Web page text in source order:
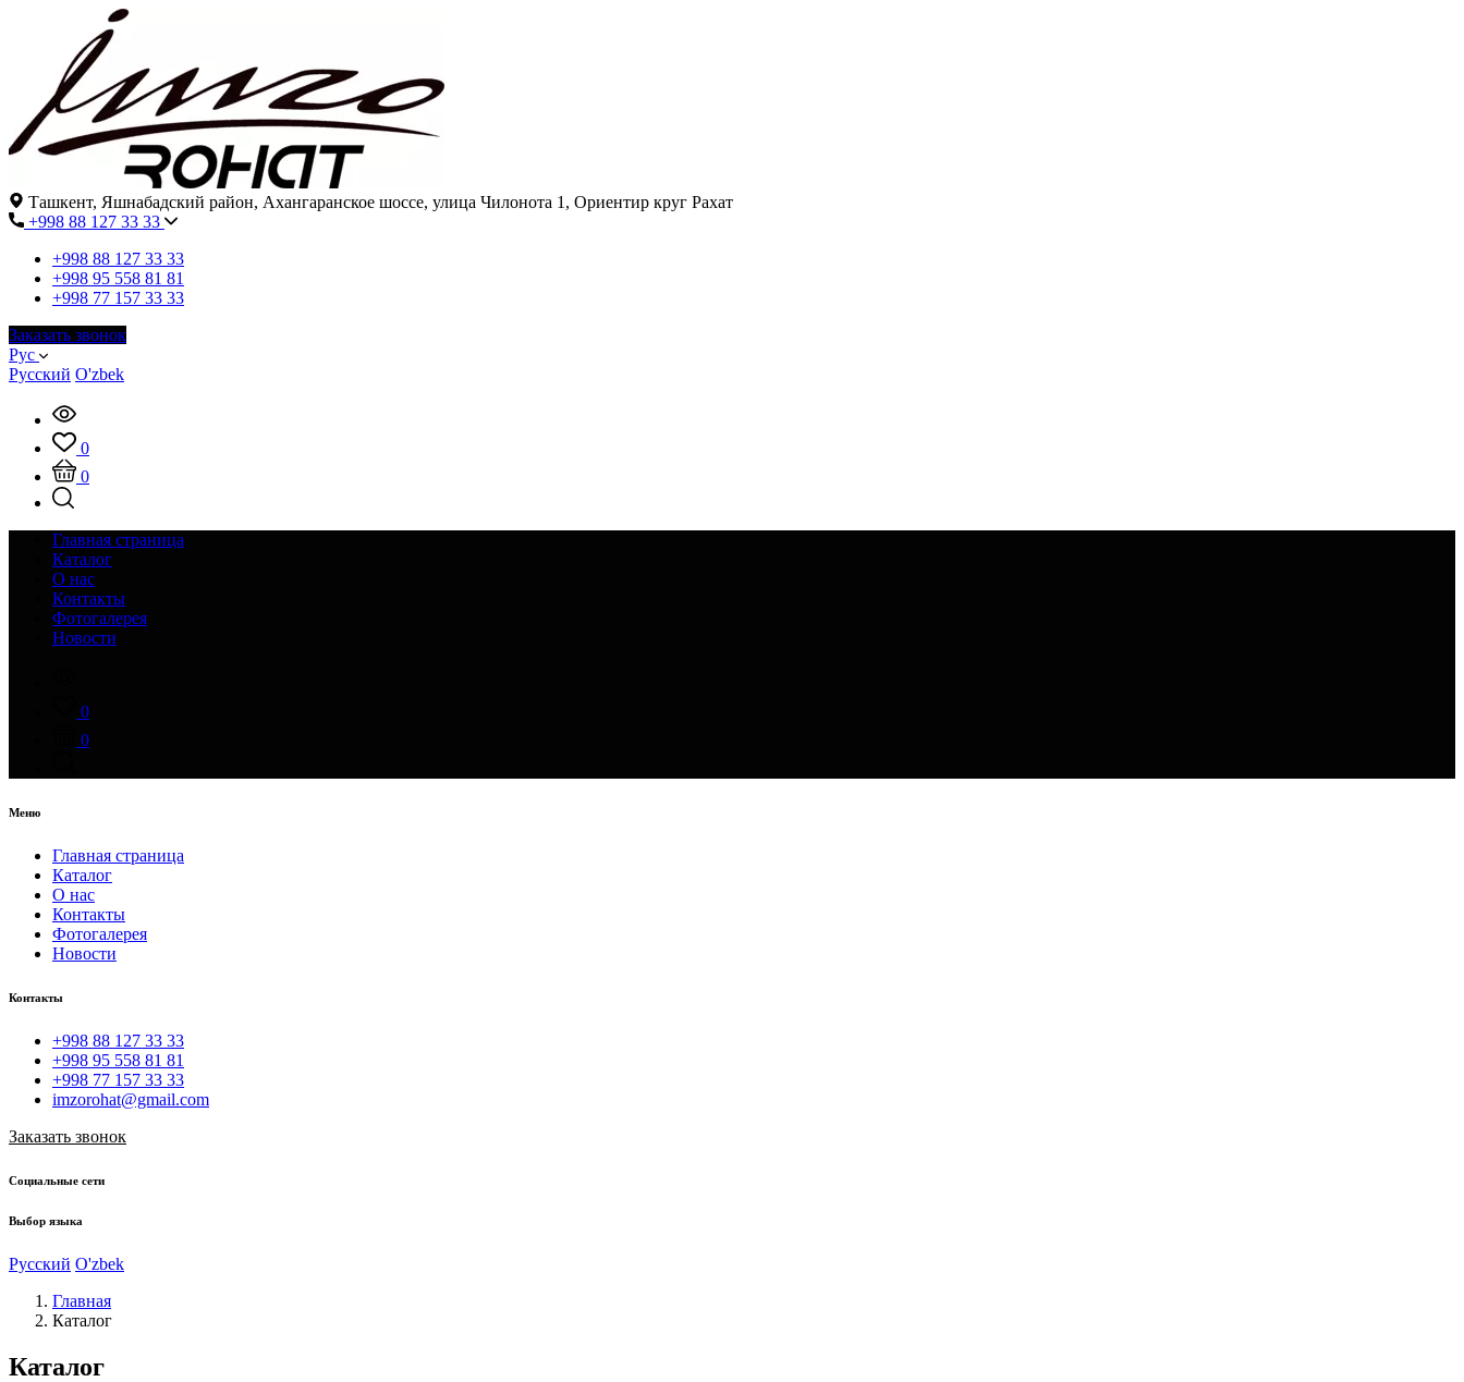
Ташкент, Яшнабадский район, Ахангаранское шоссе, улица Чилонота 1, Ориентир круг Рахат
+998 88 127 33 33
+998 88 127 33 33
+998 95 558 81 81
+998 77 157 33 33
Заказать звонок
Рус
Русский O'zbek
0
0
Главная страница
Каталог
О нас
Контакты
Фотогалерея
Новости
0
0
Меню
Главная страница
Каталог
О нас
Контакты
Фотогалерея
Новости
Контакты
+998 88 127 33 33
+998 95 558 81 81
+998 77 157 33 33
imzorohat@gmail.com
Заказать звонок
Социальные сети
Выбор языка
Русский O'zbek
Главная
Каталог
Каталог